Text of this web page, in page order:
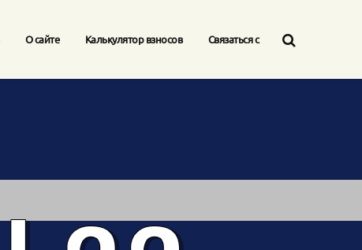
О сайте Калькулятор взносов Связаться с